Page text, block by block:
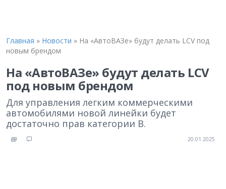
Главная » Новости » На «АвтоВАЗе» будут делать LCV под
новым брендом
На «АвтоВАЗе» будут делать LCV
под новым брендом
Для управления легким коммерческими
автомобилями новой линейки будет
достаточно прав категории B.
20.01.2025